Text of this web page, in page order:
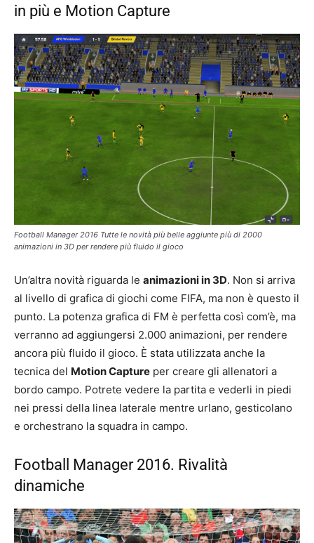
in più e Motion Capture
Football Manager 2016 Tutte le novità più belle aggiunte più di 2000
animazioni in 3D per rendere più fluido il gioco
Un’altra novità riguarda le animazioni in 3D. Non si arriva
al livello di grafica di giochi come FIFA, ma non è questo il
punto. La potenza grafica di FM è perfetta così com’è, ma
verranno ad aggiungersi 2.000 animazioni, per rendere
ancora più fluido il gioco. È stata utilizzata anche la
tecnica del Motion Capture per creare gli allenatori a
bordo campo. Potrete vedere la partita e vederli in piedi
nei pressi della linea laterale mentre urlano, gesticolano
e orchestrano la squadra in campo.
Football Manager 2016. Rivalità
dinamiche